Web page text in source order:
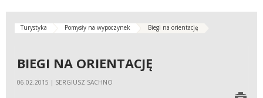
Turystyka Pomysły na wypoczynek Biegi na orientację
BIEGI NA ORIENTACJĘ
06.02.2015 | SERGIUSZ SACHNO